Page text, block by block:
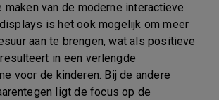
maken van de moderne interactieve
displays is het ook mogelijk om meer
aan te brengen, wat als positieve
in een verlengde
voor de kinderen. Bij de andere
ligt de focus op de